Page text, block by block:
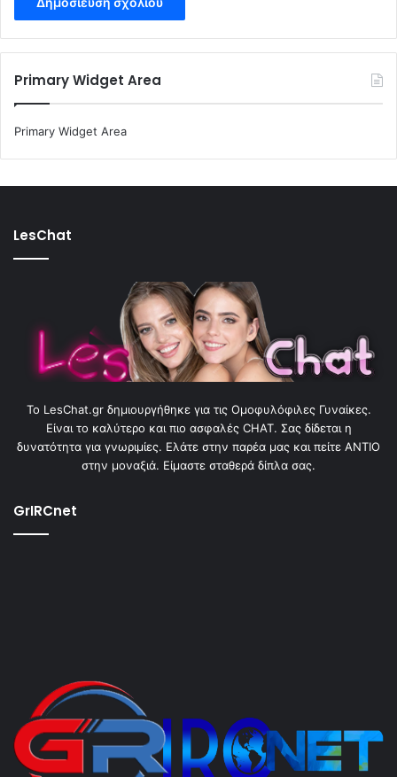
Primary Widget Area
Primary Widget Area
LesChat
To LesChat.gr δημιουργήθηκε για τις Ομοφυλόφιλες Γυναίκες.
Είναι το καλύτερο και πιο ασφαλές CHAT. Σας δίδεται η
δυνατότητα για γνωριμίες. Ελάτε στην παρέα μας και πείτε ΑΝΤΙΟ
στην μοναξιά. Είμαστε σταθερά δίπλα σας.
GrIRCnet